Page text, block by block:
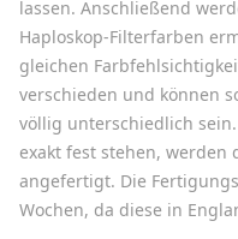
lassen. Anschließend
Haploskop-Filterfarben
gleichen
verschieden und können
völlig unterschiedlich
exakt fest stehen,
angefertigt. Die
Wochen, da diese in